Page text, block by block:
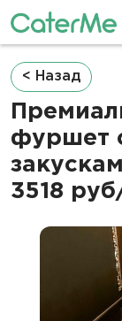
Строка
навигации
< Назад
фуршет
3518